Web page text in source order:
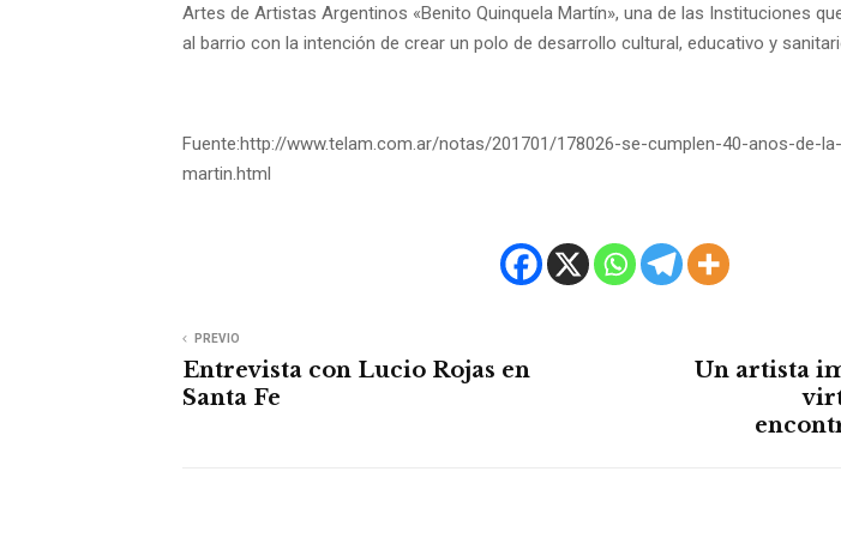
Artes de Artistas Argentinos «Benito Quinquela Martín», una de las Instituciones
al barrio con la intención de crear un polo de desarrollo cultural, educativo y
Fuente:http://www.telam.com.ar/notas/201701/178026-se-cumplen-40-anos-de-
martin.html
PREVIO
Entrevista con Lucio Rojas en
Santa Fe
Un artista